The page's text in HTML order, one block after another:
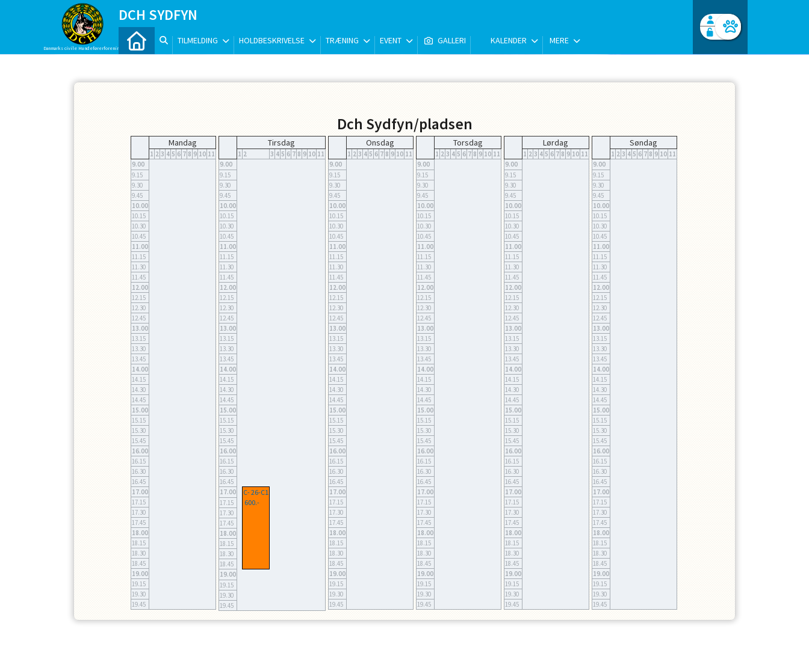
DCH SYDFYN
Danmarks civile Hundeførerforening
TILMELDING HOLDBESKRIVELSE TRÆNING EVENT GALLERI KALENDER MERE
Dch Sydfyn/pladsen
Mandag
1 2 3 4 5 6 7 8 9 10 11
9.00
9.15
9.30
9.45
10.00
10.15
10.30
10.45
11.00
11.15
11.30
11.45
12.00
12.15
12.30
12.45
13.00
13.15
13.30
13.45
14.00
14.15
14.30
14.45
15.00
15.15
15.30
15.45
16.00
16.15
16.30
16.45
17.00
17.15
17.30
17.45
18.00
18.15
18.30
18.45
19.00
19.15
19.30
19.45
Tirsdag
1 2 3 4 5 6 7 8 9 10 11
9.00
9.15
9.30
9.45
10.00
10.15
10.30
10.45
11.00
11.15
11.30
11.45
12.00
12.15
12.30
12.45
13.00
13.15
13.30
13.45
14.00
14.15
14.30
14.45
15.00
15.15
15.30
15.45
16.00
16.15
16.30
16.45
17.00
C- 26-C1
17.15 600.-
17.30
17.45
18.00
18.15
18.30
18.45
19.00
19.15
19.30
19.45
Onsdag
1 2 3 4 5 6 7 8 9 10 11
9.00
9.15
9.30
9.45
10.00
10.15
10.30
10.45
11.00
11.15
11.30
11.45
12.00
12.15
12.30
12.45
13.00
13.15
13.30
13.45
14.00
14.15
14.30
14.45
15.00
15.15
15.30
15.45
16.00
16.15
16.30
16.45
17.00
17.15
17.30
17.45
18.00
18.15
18.30
18.45
19.00
19.15
19.30
19.45
Torsdag
1 2 3 4 5 6 7 8 9 10 11
9.00
9.15
9.30
9.45
10.00
10.15
10.30
10.45
11.00
11.15
11.30
11.45
12.00
12.15
12.30
12.45
13.00
13.15
13.30
13.45
14.00
14.15
14.30
14.45
15.00
15.15
15.30
15.45
16.00
16.15
16.30
16.45
17.00
17.15
17.30
17.45
18.00
18.15
18.30
18.45
19.00
19.15
19.30
19.45
Lørdag
1 2 3 4 5 6 7 8 9 10 11
9.00
9.15
9.30
9.45
10.00
10.15
10.30
10.45
11.00
11.15
11.30
11.45
12.00
12.15
12.30
12.45
13.00
13.15
13.30
13.45
14.00
14.15
14.30
14.45
15.00
15.15
15.30
15.45
16.00
16.15
16.30
16.45
17.00
17.15
17.30
17.45
18.00
18.15
18.30
18.45
19.00
19.15
19.30
19.45
Søndag
1 2 3 4 5 6 7 8 9 10 11
9.00
9.15
9.30
9.45
10.00
10.15
10.30
10.45
11.00
11.15
11.30
11.45
12.00
12.15
12.30
12.45
13.00
13.15
13.30
13.45
14.00
14.15
14.30
14.45
15.00
15.15
15.30
15.45
16.00
16.15
16.30
16.45
17.00
17.15
17.30
17.45
18.00
18.15
18.30
18.45
19.00
19.15
19.30
19.45